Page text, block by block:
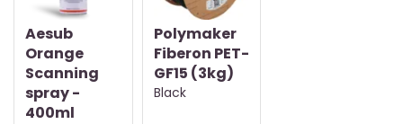
Aesub
Orange
Scanning
spray -
400ml
Polymaker
Fiberon PET-
GF15 (3kg)
Black